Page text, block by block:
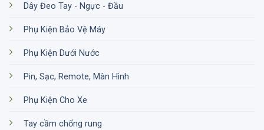
Dây Đeo Tay - Ngực - Đầu
Phụ Kiện Bảo Vệ Máy
Phụ Kiện Dưới Nước
Pin, Sạc, Remote, Màn Hình
Phụ Kiện Cho Xe
Tay cầm chống rung